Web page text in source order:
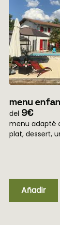
menu
del 9€
menu adapté
plat, dessert,
Añadir